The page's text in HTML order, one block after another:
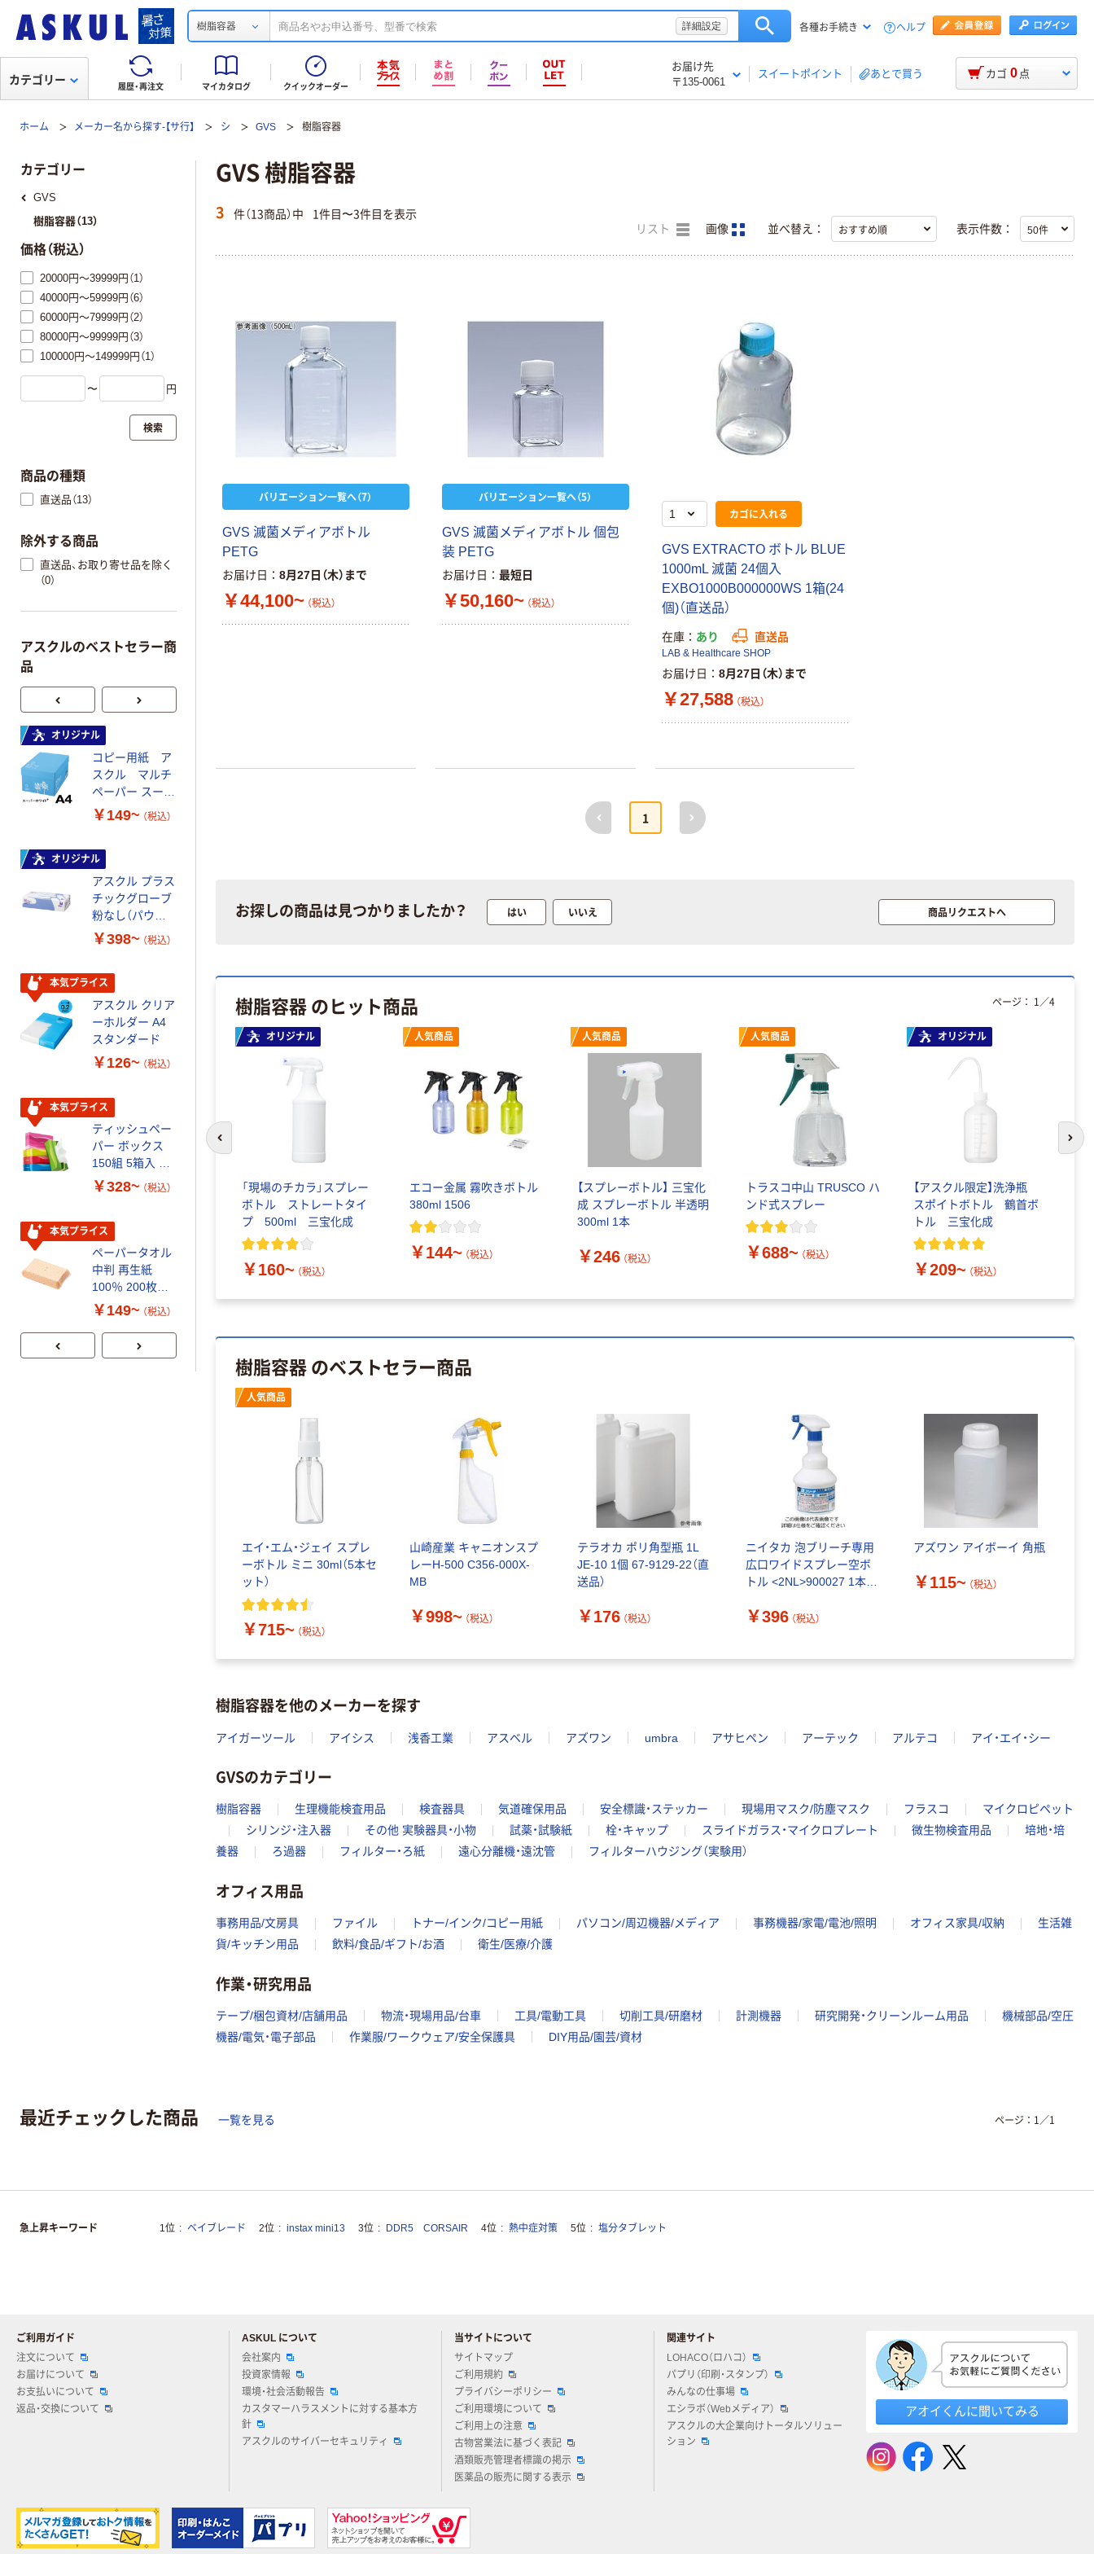
樹脂容器 詳細設定 各種お手続き ヘルプ
履歴・再注文 マイカタログ クイックオーダー
お届け先
〒135-0061
スイートポイント あとで買う
カテゴリー カゴ 0 点
ホーム メーカー名から探す-【サ行】 シ GVS 樹脂容器
GVS 樹脂容器
3 件（13商品）中 1件目〜3件目を表示
リスト 画像 並べ替え： 表示件数：
バリエーション一覧へ（7）
GVS 滅菌メディアボトル
PETG
お届け日 8月27日（木）まで
￥44,100~ （税込）
バリエーション一覧へ（5）
GVS 滅菌メディアボトル 個包
装 PETG
お届け日 最短日
￥50,160~ （税込）
カゴに入れる
GVS EXTRACTO ボトル BLUE
1000mL 滅菌 24個入
EXBO1000B000000WS 1箱(24
個)（直送品）
在庫 あり 直送品
LAB & Healthcare SHOP
お届け日 8月27日（木）まで
￥27,588 （税込）
前へ
1
次へ
お探しの商品は見つかりましたか？ はい いいえ 商品リクエストへ
樹脂容器 のヒット商品
空ボトル サラヤ 「２」
液用（容量1000ml） 1個
￥2,085 （税込）
オリジナル
「現場のチカラ」スプレー
ボトル ストレートタイ
プ 500ml 三宝化成
￥160~ （税込）
人気商品
エコー金属 霧吹きボトル
380ml 1506
￥144~ （税込）
人気商品
【スプレーボトル】 三宝化
成 スプレーボトル 半透明
300ml 1本
￥246 （税込）
人気商品
トラスコ中山 TRUSCO ハ
ンド式スプレー
￥688~ （税込）
オリジナル
【アスクル限定】洗浄瓶
スポイトボトル 鶴首ボ
トル 三宝化成
￥209~ （税込）
ページ： 1 ／4
次
樹脂容器 のベストセラー商品
人気商品
エイ・エム・ジェイ スプレ
ーボトル ミニ 30ml（5本セ
ット）
￥715~ （税込）
山崎産業 キャニオンスプ
レーH-500 C356-000X-
MB
￥998~ （税込）
テラオカ ポリ角型瓶 1L
JE-10 1個 67-9129-22（直
送品）
￥176 （税込）
ニイタカ 泡ブリーチ専用
広口ワイドスプレー空ボ
トル <2NL>900027 1本
￥396 （税込）
アズワン アイボーイ 角瓶
￥115~ （税込）
樹脂容器を他のメーカーを探す
アイガーツール アイシス 浅香工業 アスベル アズワン umbra アサヒペン アーテック アルテコ アイ・エイ・シー
GVSのカテゴリー
樹脂容器 生理機能検査用品 検査器具 気道確保用品 安全標識・ステッカー 現場用マスク/防塵マスク フラスコ
マイクロピペット
シリンジ・注入器
その他 実験器具・小物 試薬・試験紙 栓・キャップ スライドガラス・マイクロプレート 微生物検査用品
培地・培
養器
ろ過器 フィルター・ろ紙 遠心分離機・遠沈管 フィルターハウジング（実験用）
オフィス用品
事務用品/文房具 ファイル トナー/インク/コピー用紙 パソコン/周辺機器/メディア 事務機器/家電/電池/照明 オフィス家具/収納
生活雑
貨/キッチン用品
飲料/食品/ギフト/お酒 衛生/医療/介護
作業・研究用品
テープ/梱包資材/店舗用品 物流・現場用品/台車 工具/電動工具 切削工具/研磨材 計測機器 研究開発・クリーンルーム用品
機械部品/空圧
機器/電気・電子部品
作業服/ワークウェア/安全保護具 DIY用品/園芸/資材
カテゴリー
GVS
樹脂容器（13）
価格（税込）
20000円～39999円（1）
40000円～59999円（6）
60000円～79999円（2）
80000円～99999円（3）
100000円～149999円（1）
〜 円
検索
商品の種類
直送品（13）
除外する商品
直送品、お取り寄せ品を除く
（0）
アスクルのベストセラー商
品
オリジナル
コピー用紙 ア
スクル マルチ
ペーパー スーパ
ーホワイト+
￥149~ （税込）
オリジナル
アスクル プラス
チックグローブ
粉なし（パウダ
ーフリー）
￥398~ （税込）
本気プライス
アスクル クリア
ーホルダー A4
スタンダード
￥126~ （税込）
本気プライス
ティッシュペー
パー ボックス
150組 5箱入 ア
スクル スマート
証
￥328~ （税込）
本気プライス
ペーパータオル
中判 再生紙
100％ 200枚
FSC認証 シング
企画 オリジナル
￥149~ （税込）
ｍ 再生紙
アスクル 耳にや
いマスク
￥458~ （税込）
120ｍ 再生紙
100% 6ロール
リサイクル100
芯あり FSC認
￥470~ （税込）
アスクル プラ
スチックグロー
し（パウダーフ
ラルミネラルウ
ォーター 500ml
オリジナル
G バルクタイプ
￥140~ （税込）
サントリー 天然
トル
￥686~
本気プライス
ップ
ローブ ホワイ
ト 粉なし（パ
￥698~ （税込）
モカ 200組 5個
アスクル オリジ
ナルティッシュ
PEFC認証
￥428~
ト ニトリルグ
ローブ ブル
ー 粉なし（パ
ウダーフリー）
￥698~ （税込）
オリジナル
アスクル 検査用
チックグローブ
粉なし（パウダ
アスクル クリア
スタンダード
￥126~
本気プライス
150組 5箱入 ア
スクル スマート
コンパクト ビ
ビッド PEFC認
証
￥328~ （税込）
本気プライス
ペーパータオル
中判 再生紙
FSC認証 シング
企画 オリジナル
最近チェックした商品 一覧を見る ページ： 1 ／1
急上昇キーワード 1位 ベイブレード 2位 instax mini13 3位 DDR5 CORSAIR 4位 熱中症対策 5位 塩分タブレット
ご利用ガイド
注文について
お届けについて
お支払いについて
返品・交換について
ASKUL について
会社案内
投資家情報
環境・社会活動報告
カスタマーハラスメントに対する基本方
針
アスクルのサイバーセキュリティ
当サイトについて
サイトマップ
ご利用規約
プライバシーポリシー
ご利用環境について
ご利用上の注意
古物営業法に基づく表記
酒類販売管理者標識の掲示
医薬品の販売に関する表示
関連サイト
LOHACO（ロハコ）
パプリ（印刷・スタンプ）
みんなの仕事場
エシラボ（Webメディア）
アスクルの大企業向けトータルソリュー
ション
アオイくんに聞いてみる